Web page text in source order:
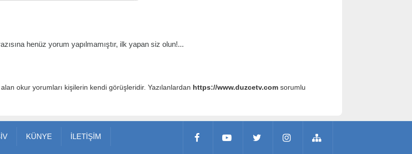
henüz yorum yapılmamıştır, ilk yapan siz olun!...
okur yorumları kişilerin kendi görüşleridir. Yazılanlardan https://www.duzcetv.comsorumlu
KÜNYE İLETİŞİM